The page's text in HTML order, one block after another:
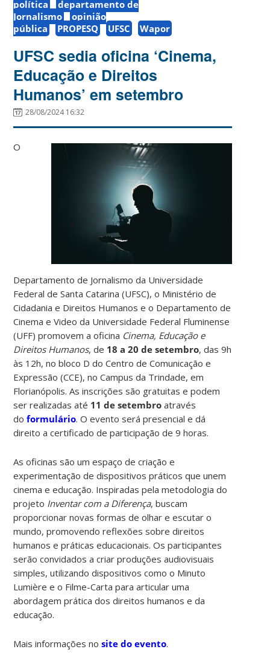
política
departamento de
Jornalismo
opinião
pública
PROPESQ UFSC Wapor
UFSC sedia oficina ‘Cinema,
Educação e Direitos
Humanos’ em setembro
28/08/2024 16:32
O
Departamento de Jornalismo da Universidade
Federal de Santa Catarina (UFSC), o Ministério de
Cidadania e Direitos Humanos e o Departamento de
Cinema e Video da Universidade Federal Fluminense
(UFF) promovem a oficina Cinema, Educação e
Direitos Humanos, de 18 a 20 de setembro, das 9h
às 12h, no bloco D do Centro de Comunicação e
Expressão (CCE), no Campus da Trindade, em
Florianópolis. As inscrições são gratuitas e podem
ser realizadas até 11 de setembro através
doformulário. O evento será presencial e dá
direito a certificado de participação de 9 horas.
As oficinas são um espaço de criação e
experimentação de dispositivos práticos que unem
cinema e educação. Inspiradas pela metodologia do
projeto Inventar com a Diferença, buscam
proporcionar novas formas de olhar e escutar o
mundo, promovendo reflexões sobre direitos
humanos e práticas educacionais. Os participantes
serão convidados a criar produções audiovisuais
simples, utilizando dispositivos como o Minuto
Lumière e o Filme-Carta para articular uma
abordagem prática dos direitos humanos e da
educação.
Mais informações nosite do evento.